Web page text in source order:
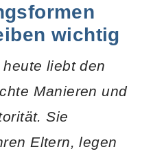
wichtig
heute liebt den
Manieren und
Sie
Eltern, legen